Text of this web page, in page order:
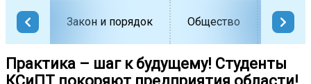
Закон и порядок Общество
Практика – шаг к будущему! Студенты
КСиПТ покоряют предприятия области!